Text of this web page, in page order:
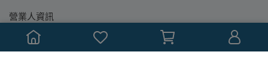
營業人資訊
營業人名稱：鼎隆圖書股份有限公司
統一編號：86363780